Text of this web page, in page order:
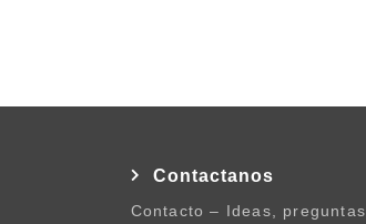
Contactanos
Contacto – Ideas, preguntas,